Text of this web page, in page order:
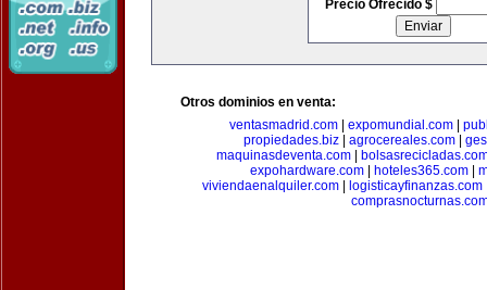
Precio Ofrecido $
Otros dominios en venta:
ventasmadrid.com
expomundial.com
propiedades.biz| agrocereales.com|
maquinasdeventa.com
expohardware.com| hoteles365.com|
viviendaenalquiler.com
logisticayfinanzas.com